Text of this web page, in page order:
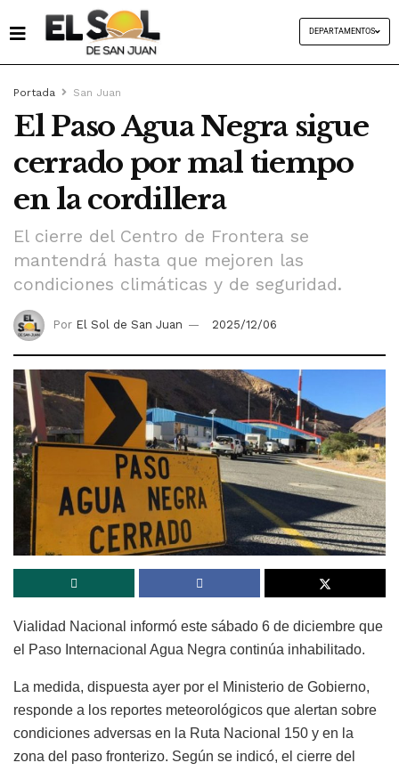
DEPARTAMENTOS
Portada San Juan
El Paso Agua Negra sigue
cerrado por mal tiempo
en la cordillera
El cierre del Centro de Frontera se
mantendrá hasta que mejoren las
condiciones climáticas y de seguridad.
Por El Sol de San Juan 2025/12/06
Vialidad Nacional informó este sábado 6 de diciembre que
el Paso Internacional Agua Negra continúa inhabilitado.
La medida, dispuesta ayer por el Ministerio de Gobierno,
responde a los reportes meteorológicos que alertan sobre
condiciones adversas en la Ruta Nacional 150 y en la
zona del paso fronterizo. Según se indicó, el cierre del